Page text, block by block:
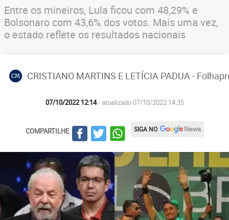
Entre os mineiros, Lula ficou com 48,29% e
Bolsonaro com 43,6% dos votos. Mais uma vez,
o estado reflete os resultados nacionais
CM CRISTIANO MARTINS E LETÍCIA PADUA -
07/10/2022 12:14- atualizado 07/10/2022 14:35
COMPARTILHE SIGA NO